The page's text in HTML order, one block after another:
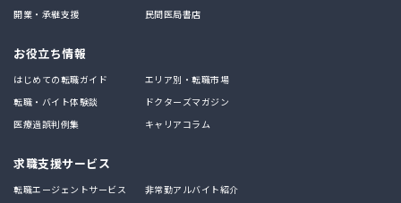
開業・承継支援
民間医局書店
お役立ち情報
はじめての転職ガイド
エリア別・転職市場
転職・バイト体験談
ドクターズマガジン
医療過誤判例集
キャリアコラム
求職支援サービス
転職エージェントサービス
非常勤アルバイト紹介